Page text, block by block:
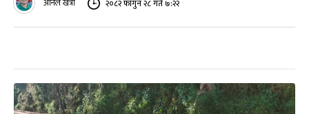
अनिल खत्री २०८२ फागुन २८ गते ७:२२